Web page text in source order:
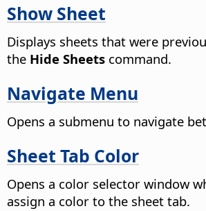
Show Sheet
Displays sheets that were
the Hide Sheets command.
Navigate Menu
Opens a submenu to navigate
Sheet Tab Color
Opens a color selector window
assign a color to the sheet tab.